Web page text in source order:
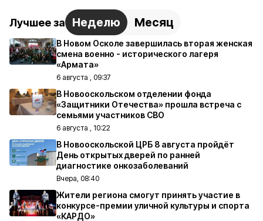
Лучшее за Неделю Месяц
В Новом Осколе завершилась вторая женская
смена военно - исторического лагеря
«Армата»
6 августа , 09:37
В Новооскольском отделении фонда
«Защитники Отечества» прошла встреча с
семьями участников СВО
6 августа , 10:22
В Новооскольской ЦРБ 8 августа пройдёт
День открытых дверей по ранней
диагностике онкозаболеваний
Вчера, 08:40
Жители региона смогут принять участие в
конкурсе-премии уличной культуры и спорта
«КАРДО»